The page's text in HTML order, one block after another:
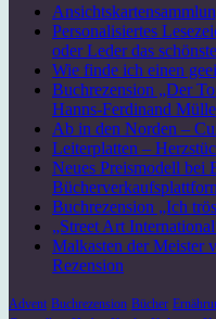
Personalisiertes
oder Leder das
Wie finde ich einen
Buchrezension „Der
Hanns-Ferdinand
Ab in den Norden –
Leiterplatten –
Neues Preismodell bei
Buchrezension „Ich
„Street Art
Malkasten der Meister
Rezension
Advent Buchrezension Bücher